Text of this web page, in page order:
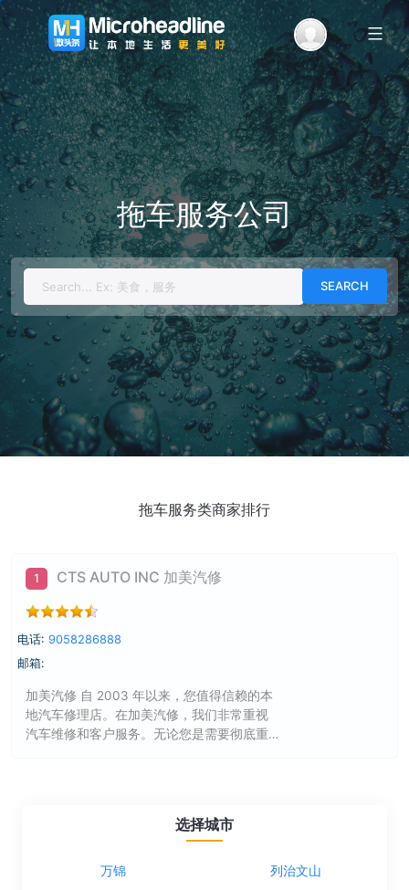
Menu
拖车服务公司
Search
for:
拖车服务类商家排行
1 CTS AUTO INC 加美汽修
电话: 9058286888
邮箱:
加美汽修 自 2003 年以来，您值得信赖的本
地汽车修理店。在加美汽修，我们非常重视
汽车维修和客户服务。无论您是需要彻底重
西部，与 Oakville 接壤。最初的店面成立于
区的工作人员。这是一家声誉良好的汽车修
选择城市
万锦 列治文山